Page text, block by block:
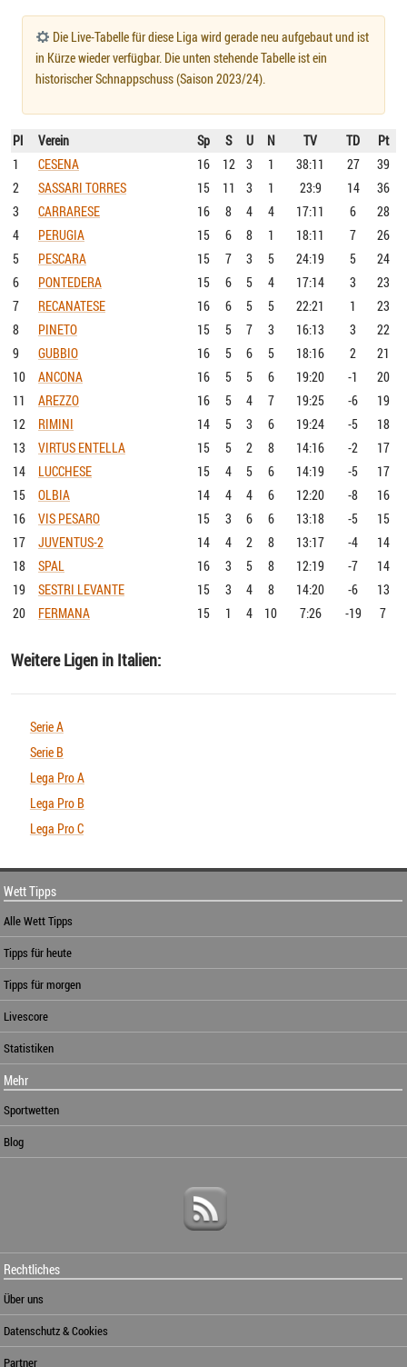
Die Live-Tabelle für diese Liga wird gerade neu aufgebaut und ist
in Kürze wieder verfügbar. Die unten stehende Tabelle ist ein
historischer Schnappschuss (Saison 2023/24).
Pl Verein Sp S U N TV TD
Pt
1
CESENA 16 12 3 1 38:11 27
39
2
SASSARI TORRES 15 11 3 1 23:9 14
36
3
CARRARESE 16 8 4 4 17:11 6
28
4
PERUGIA 15 6 8 1 18:11 7
26
5
PESCARA 15 7 3 5 24:19 5
24
6
PONTEDERA 15 6 5 4 17:14 3
23
7
RECANATESE 16 6 5 5 22:21 1
23
8
PINETO 15 5 7 3 16:13 3
22
9
GUBBIO 16 5 6 5 18:16 2
21
10
ANCONA 16 5 5 6 19:20 -1
20
11
AREZZO 16 5 4 7 19:25 -6
19
12
RIMINI 14 5 3 6 19:24 -5
18
13
VIRTUS ENTELLA 15 5 2 8 14:16 -2
17
14
LUCCHESE 15 4 5 6 14:19 -5
17
15
OLBIA 14 4 4 6 12:20 -8
16
16
VIS PESARO 15 3 6 6 13:18 -5
15
17
JUVENTUS-2 14 4 2 8 13:17 -4
14
18
SPAL 16 3 5 8 12:19 -7
14
19
SESTRI LEVANTE 15 3 4 8 14:20 -6
13
20
FERMANA 15 1 4 10 7:26 -19 7
Weitere Ligen in Italien:
Serie A
Serie B
Lega Pro A
Lega Pro B
Lega Pro C
Wett Tipps
Alle Wett Tipps
Tipps für heute
Tipps für morgen
Livescore
Statistiken
Mehr
Sportwetten
Blog
Rechtliches
Über uns
Datenschutz & Cookies
Partner